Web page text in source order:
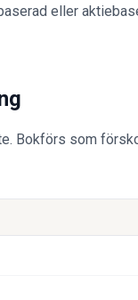
eller
Bokförs som